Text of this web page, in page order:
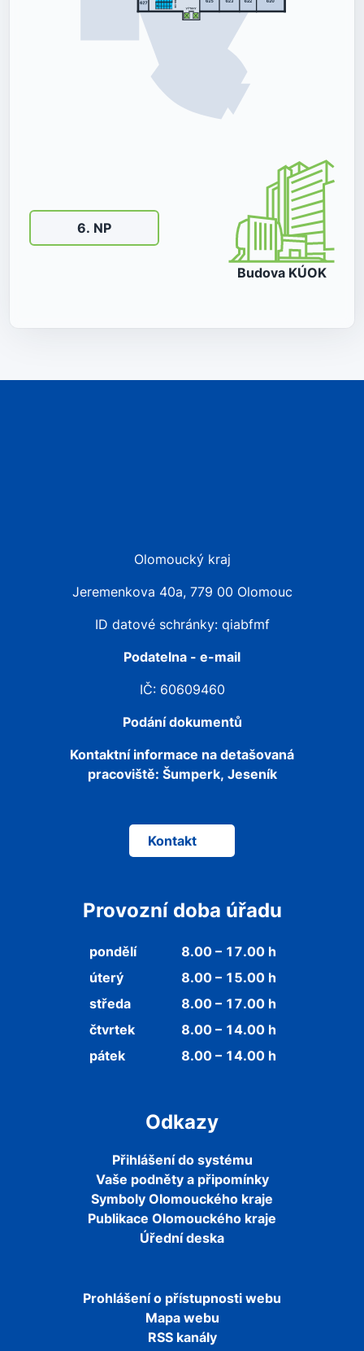
6. NP
Budova KÚOK
Olomoucký kraj
Jeremenkova 40a, 779 00 Olomouc
ID datové schránky: qiabfmf
Podatelna - e-mail
IČ: 60609460
Podání dokumentů
Kontaktní informace na detašovaná
pracoviště: Šumperk, Jeseník
Kontakt
Provozní doba úřadu
pondělí
8.00 – 17.00 h
úterý
8.00 – 15.00 h
středa
8.00 – 17.00 h
čtvrtek
8.00 – 14.00 h
pátek
8.00 – 14.00 h
Odkazy
Přihlášení do systému
Vaše podněty a připomínky
Symboly Olomouckého kraje
Publikace Olomouckého kraje
Úřední deska
Prohlášení o přístupnosti webu
Mapa webu
RSS kanály